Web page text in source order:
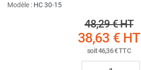
Modèle : HC 30-15
48,29 €HT
38,63 €HT
soit46,36 €TTC